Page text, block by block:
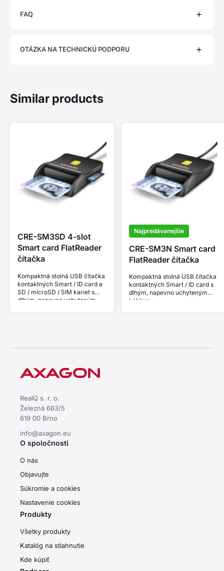
FAQ
OTÁZKA NA TECHNICKÚ PODPORU
Similar products
CRE-SM3SD 4-slot
Smart card FlatReader
čítačka
Kompaktná stolná USB čítačka
kontaktných Smart / ID card a
SD / microSD / SIM kariet s
dlhým, napevno uchyteným
Najpredávanejšie
CRE-SM3N Smart card
FlatReader čítačka
Kompaktná stolná USB čítačka
kontaktných Smart / ID card s
dlhým, napevno uchyteným
káblom.
RealQ s. r. o.
Železná 663/5
619 00 Brno
info@axagon.eu
O spoločnosti
O nás
Objavujte
Súkromie a cookies
Nastavenie cookies
Produkty
Všetky produkty
Katalóg na stiahnutie
Kde kúpiť